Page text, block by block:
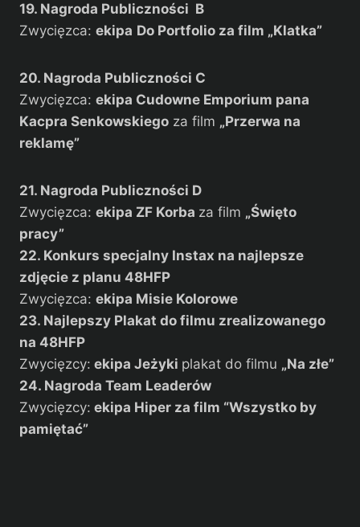
19. Nagroda Publiczności B
Zwycięzca: ekipa Do Portfolio za film „Klatka”
20. Nagroda Publiczności C
Zwycięzca: ekipa Cudowne Emporium pana
Kacpra Senkowskiego za film „Przerwa na
reklamę”
21. Nagroda Publiczności D
Zwycięzca: ekipa ZF Korba za film „Święto
pracy”
22. Konkurs specjalny Instax na najlepsze
zdjęcie z planu 48HFP
Zwycięzca: ekipa Misie Kolorowe
23. Najlepszy Plakat do filmu zrealizowanego
na 48HFP
Zwycięzcy: ekipa Jeżyki plakat do filmu „Na złe”
24. Nagroda Team Leaderów
Zwycięzcy: ekipa Hiper za film “Wszystko by
pamiętać”